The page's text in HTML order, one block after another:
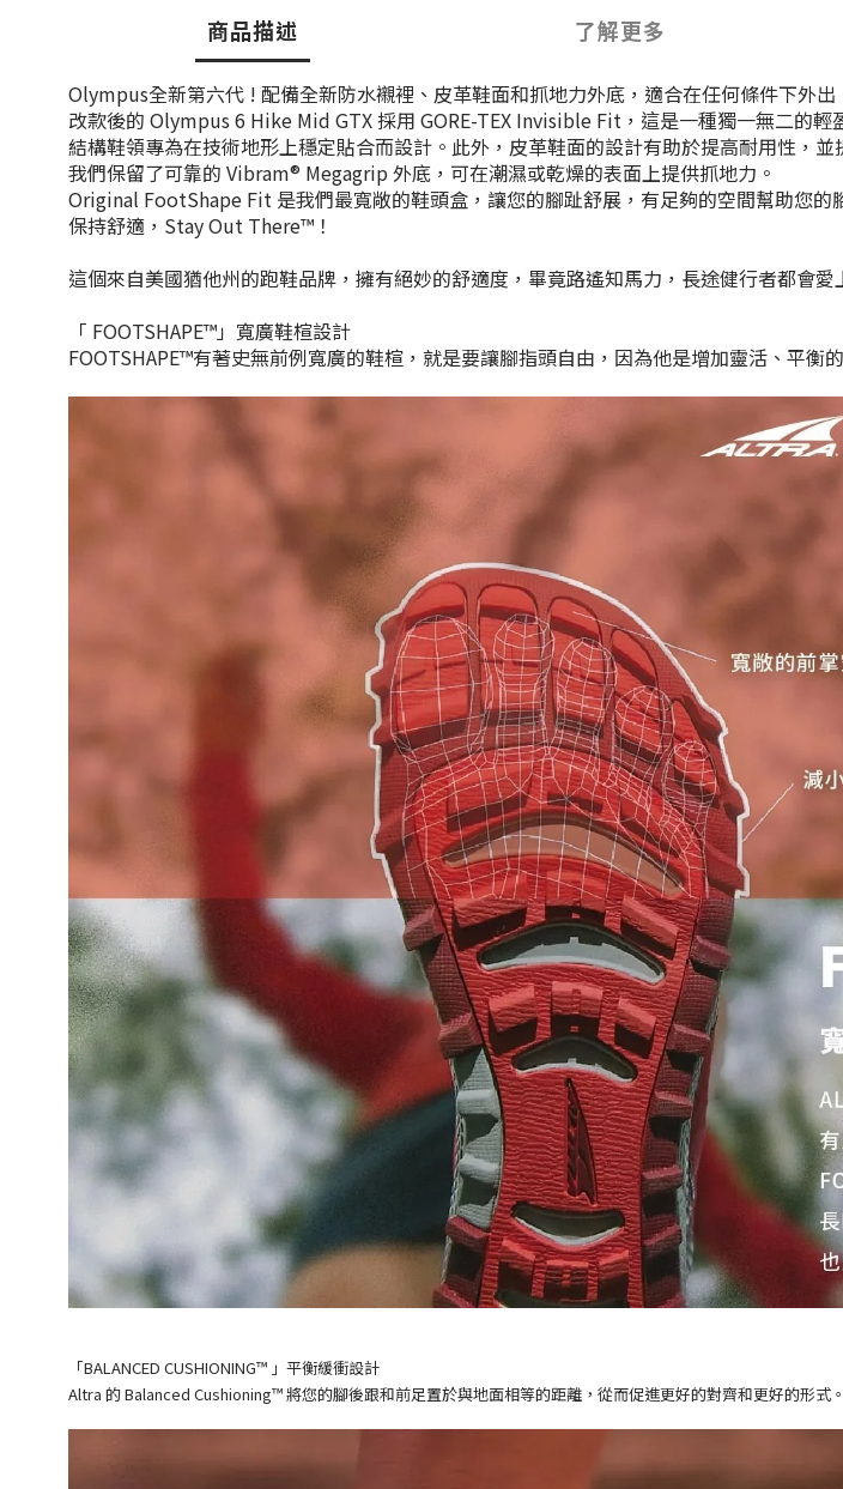
商品描述 了解更多
Olympus全新第六代 ! 配備全新防水襯裡、皮革鞋面和抓地力外底，適合在任何條件下外出
改款後的 Olympus 6 Hike Mid GTX 採用 GORE-TEX Invisible Fit，這是一種獨一無二的輕
結構鞋領專為在技術地形上穩定貼合而設計。此外，皮革鞋面的設計有助於提高耐用性，
我們保留了可靠的 Vibram® Megagrip 外底，可在潮濕或乾燥的表面上提供抓地力。
Original FootShape Fit 是我們最寬敞的鞋頭盒，讓您的腳趾舒展，有足夠的空間幫助您的
保持舒適，Stay Out There™！
這個來自美國猶他州的跑鞋品牌，擁有絕妙的舒適度，畢竟路遙知馬力，長途健行者都會
「 FOOTSHAPE™」寬廣鞋楦設計
FOOTSHAPE™有著史無前例寬廣的鞋楦，就是要讓腳指頭自由，因為他是增加靈活、平衡
「BALANCED CUSHIONING™ 」平衡緩衝設計
Altra 的Balanced Cushioning™將您的腳後跟和前足置於與地面相等的距離，從而促進更好的對齊和更好的形式。